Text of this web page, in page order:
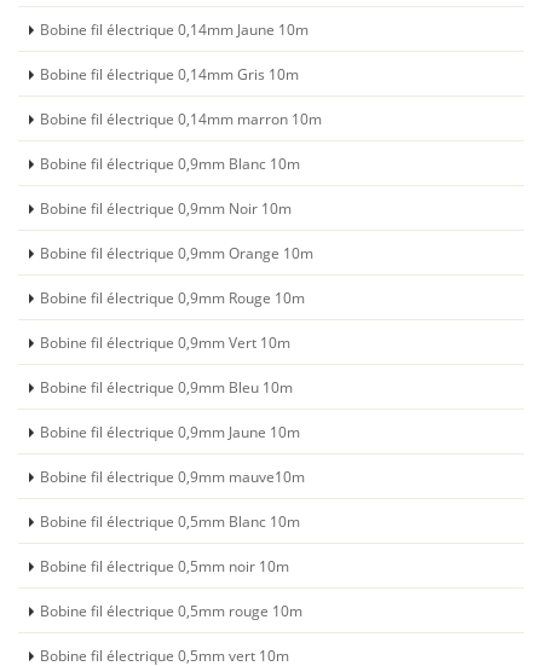
Bobine fil électrique 0,14mm Jaune 10m
Bobine fil électrique 0,14mm Gris 10m
Bobine fil électrique 0,14mm marron 10m
Bobine fil électrique 0,9mm Blanc 10m
Bobine fil électrique 0,9mm Noir 10m
Bobine fil électrique 0,9mm Orange 10m
Bobine fil électrique 0,9mm Rouge 10m
Bobine fil électrique 0,9mm Vert 10m
Bobine fil électrique 0,9mm Bleu 10m
Bobine fil électrique 0,9mm Jaune 10m
Bobine fil électrique 0,9mm mauve10m
Bobine fil électrique 0,5mm Blanc 10m
Bobine fil électrique 0,5mm noir 10m
Bobine fil électrique 0,5mm rouge 10m
Bobine fil électrique 0,5mm vert 10m